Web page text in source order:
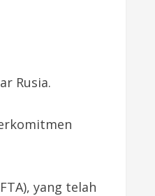
Rusia.
yang telah